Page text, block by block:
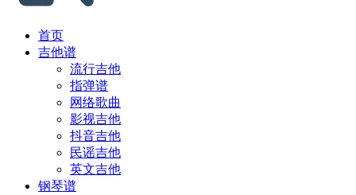
首页
吉他谱
流行吉他
指弹谱
网络歌曲
影视吉他
抖音吉他
民谣吉他
英文吉他
钢琴谱